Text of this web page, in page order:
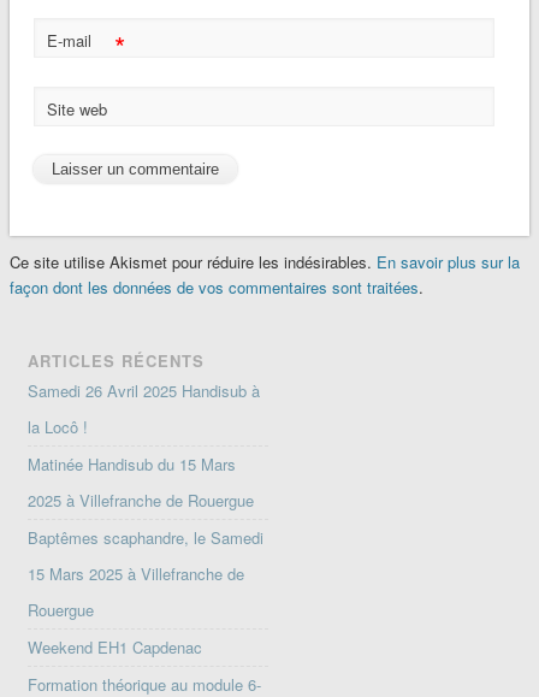
E-mail *
Site web
Ce site utilise Akismet pour réduire les indésirables. En savoir plus sur la
façon dont les données de vos commentaires sont traitées.
ARTICLES RÉCENTS
Samedi 26 Avril 2025 Handisub à
la Locô !
Matinée Handisub du 15 Mars
2025 à Villefranche de Rouergue
Baptêmes scaphandre, le Samedi
15 Mars 2025 à Villefranche de
Rouergue
Weekend EH1 Capdenac
Formation théorique au module 6-